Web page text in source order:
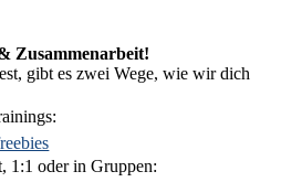
Zusammenarbeit!
gibt es zwei Wege, wie wir dich
1:1 oder in Gruppen: